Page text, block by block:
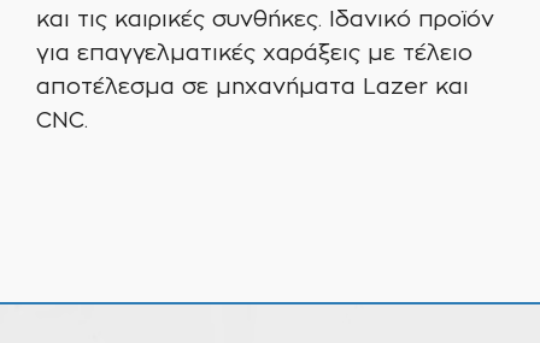
και τις καιρικές συνθήκες. Ιδανικό προϊόν
για επαγγελματικές χαράξεις με τέλειο
αποτέλεσμα σε μηχανήματα Lazer και
CNC.